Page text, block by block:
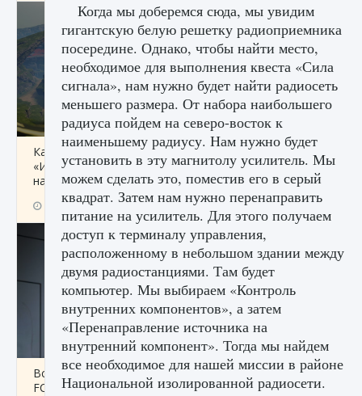
Как исправить ошибку Palworld EPalworld
«Идет сохранение мира — Невозможно
начать сохранение данных мира»
9 августа 2024 2 711 0 0
Все новые функции в режиме карьеры EA
FC 25
Когда мы доберемся сюда, мы увидим
гигантскую белую решетку радиоприемника
посередине. Однако, чтобы найти место,
необходимое для выполнения квеста «Сила
сигнала», нам нужно будет найти радиосеть
меньшего размера. От набора наибольшего
радиуса пойдем на северо-восток к
наименьшему радиусу. Нам нужно будет
установить в эту магнитолу усилитель. Мы
можем сделать это, поместив его в серый
квадрат. Затем нам нужно перенаправить
питание на усилитель. Для этого получаем
доступ к терминалу управления,
расположенному в небольшом здании между
двумя радиостанциями. Там будет
компьютер. Мы выбираем «Контроль
внутренних компонентов», а затем
«Перенаправление источника на
внутренний компонент». Тогда мы найдем
все необходимое для нашей миссии в районе
Национальной изолированной радиосети.